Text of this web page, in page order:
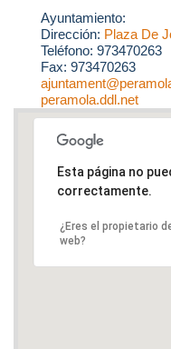
Ayuntamiento:
Dirección: Plaza De
Teléfono: 973470263
Fax: 973470263
peramola.ddl.net
Esta página no
correctamente.
¿Eres el propietario
web?